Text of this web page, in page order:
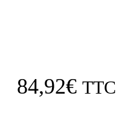
84,92€ TTC